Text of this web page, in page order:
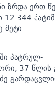
ზრდა ერთ
12 344
მეტი
პატრულ-
37 წლის